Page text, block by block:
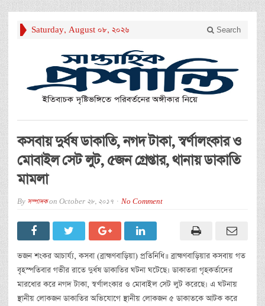
Saturday, August 08, 2026 Search
কসবায় দুর্ধষ ডাকাতি, নগদ টাকা, স্বর্ণালংকার ও
মোবাইল সেট লুট, ৫জন গ্রেপ্তার, থানায় ডাকাতি
মামলা
By সম্পাদকon October 28, 2017 No Comment
ভজন শংকর আচার্য্য, কসবা (ব্রাহ্মণবাড়িয়া) প্রতিনিধি॥ ব্রাহ্মণবাড়িয়ার কসবায় গত
বৃহস্পতিবার গভীর রাতে দুর্ধষ ডাকাতির ঘটনা ঘটেছে। ডাকাতরা গৃহকর্তাদের
মারধোর করে নগদ টাকা, স্বর্ণালংকার ও মোবাইল সেট লুট করেছে। এ ঘটনায়
স্থানীয় লোকজন ডাকাতির অভিযোগে স্থানীয় লোকজন ৫ ডাকাতকে আটক করে